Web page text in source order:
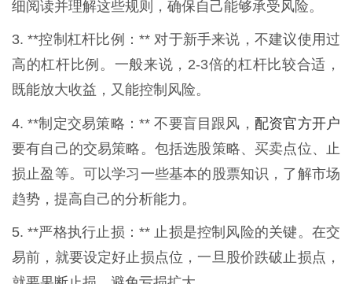
细阅读并理解这些规则，确保自己能够承受风险。
3. **控制杠杆比例：** 对于新手来说，不建议使用过
高的杠杆比例。一般来说，2-3倍的杠杆比较合适，
既能放大收益，又能控制风险。
4. **制定交易策略：** 不要盲目跟风， 配资官方开户
要有自己的交易策略。包括选股策略、买卖点位、止
损止盈等。可以学习一些基本的股票知识，了解市场
趋势，提高自己的分析能力。
5. **严格执行止损：** 止损是控制风险的关键。在交
易前，就要设定好止损点位，一旦股价跌破止损点，